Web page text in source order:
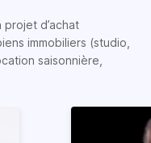
d’achat
immobiliers (studio,
saisonnière,